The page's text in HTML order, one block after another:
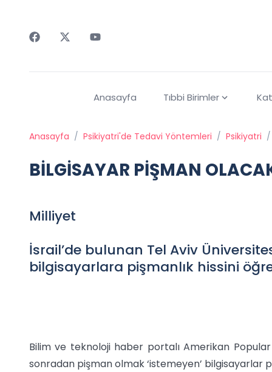
Anasayfa Tıbbi Birimler
Anasayfa / Psikiyatri'de Tedavi Yöntemleri / Psikiyatri /
BİLGİSAYAR PİŞMAN
Milliyet
İsrail’de bulunan Tel Aviv
bilgisayarlara pişmanlık hissini
Bilim ve teknoloji haber portalı Amerikan Popular
sonradan pişman olmak ‘istemeyen’ bilgisayarlar